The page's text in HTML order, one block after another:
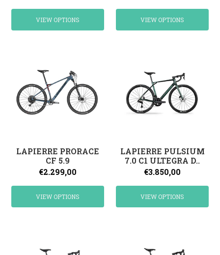
VIEW OPTIONS VIEW OPTIONS
LAPIERRE PRORACE
CF 5.9
€2.299,00
VIEW OPTIONS
LAPIERRE PULSIUM
7.0 C1 ULTEGRA D..
€3.850,00
VIEW OPTIONS